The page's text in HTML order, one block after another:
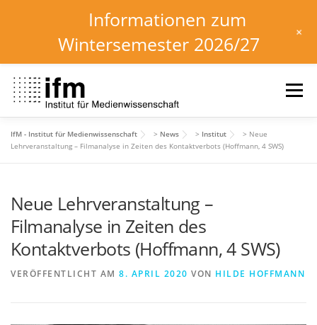
Inhalt
springen
Menü
HOME NEWS KALENDER STUDIUM
INSTITUT FORSCHUNG
IfM - Institut für Medienwissenschaft > News > Institut > Neue
Lehrveranstaltung – Filmanalyse in Zeiten des Kontaktverbots (Hoffmann, 4 SWS)
Neue Lehrveranstaltung –
Filmanalyse in Zeiten des
Kontaktverbots (Hoffmann, 4 SWS)
VERÖFFENTLICHT AM 8. APRIL 2020 VON HILDE HOFFMANN
Informationen zum
Wintersemester 2026/27
+